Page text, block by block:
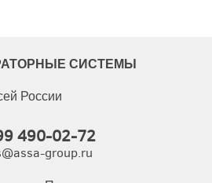
СИСТЕМЫ
России
490-02-72
group.ru